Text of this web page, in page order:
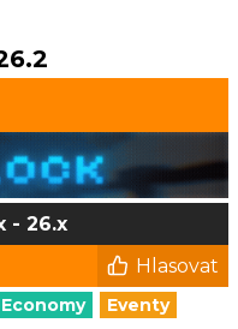
- 26.x
Hlasovat
Economy Eventy